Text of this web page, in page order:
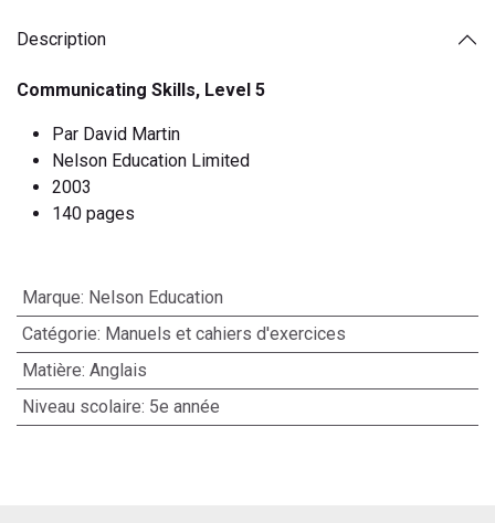
Description
Communicating Skills, Level 5
Par David Martin
Nelson Education Limited
2003
140 pages
Marque: Nelson Education
Catégorie: Manuels et cahiers d'exercices
Matière: Anglais
Niveau scolaire: 5e année